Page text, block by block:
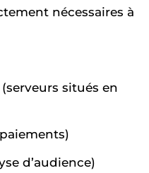
nécessaires à
situés en
d’audience)